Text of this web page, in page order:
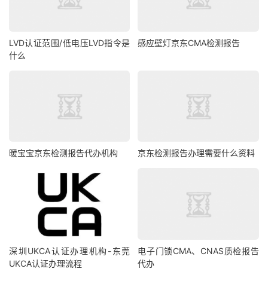
LVD认证范围/低电压LVD指令是
什么
感应壁灯京东CMA检测报告
暖宝宝京东检测报告代办机构 京东检测报告办理需要什么资料
深圳UKCA认证办理机构-东莞
UKCA认证办理流程
电子门锁CMA、CNAS质检报告
代办